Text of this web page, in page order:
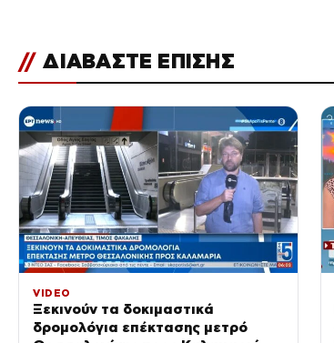
// ΔΙΑΒΑΣΤΕ ΕΠΙΣΗΣ
VIDEO
Ξεκινούν τα δοκιμαστικά
δρομολόγια επέκτασης μετρό